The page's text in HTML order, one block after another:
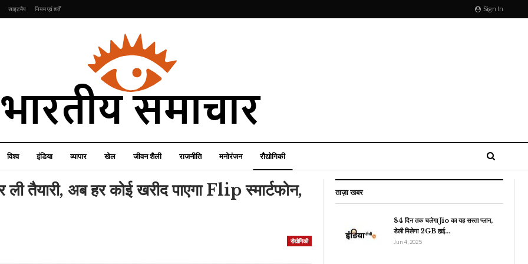
Sign In
साइटमैप नियम एवं शर्तें
विश्व इंडिया व्यापार खेल जीवन शैली राजनीति मनोरंजन रौद्योगिकी
तैयारी, अब हर कोई खरीद पाएगा Flip स्मार्टफोन,
रौद्योगिकी
ताज़ा खबर
84 दिन तक चलेगा Jio का यह सस्ता प्लान,
डेली मिलेगा 2GB हाई…
Jun 4, 2025
मौसम की पहली बर्फबारी तले